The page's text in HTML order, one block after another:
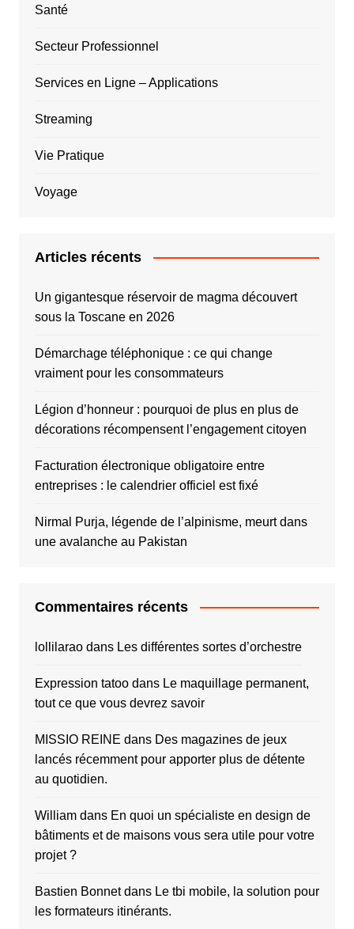
Santé
Secteur Professionnel
Services en Ligne – Applications
Streaming
Vie Pratique
Voyage
Articles récents
Un gigantesque réservoir de magma découvert
sous la Toscane en 2026
Démarchage téléphonique : ce qui change
vraiment pour les consommateurs
Légion d’honneur : pourquoi de plus en plus de
décorations récompensent l’engagement citoyen
Facturation électronique obligatoire entre
entreprises : le calendrier officiel est fixé
Nirmal Purja, légende de l’alpinisme, meurt dans
une avalanche au Pakistan
Commentaires récents
lollilaraodans Les différentes sortes d’orchestre
Expression tatoodans Le maquillage permanent,
tout ce que vous devrez savoir
MISSIO REINE dans Des magazines de jeux
lancés récemment pour apporter plus de détente
au quotidien.
Williamdans En quoi un spécialiste en design de
bâtiments et de maisons vous sera utile pour votre
projet ?
Bastien Bonnetdans Le tbi mobile, la solution pour
les formateurs itinérants.